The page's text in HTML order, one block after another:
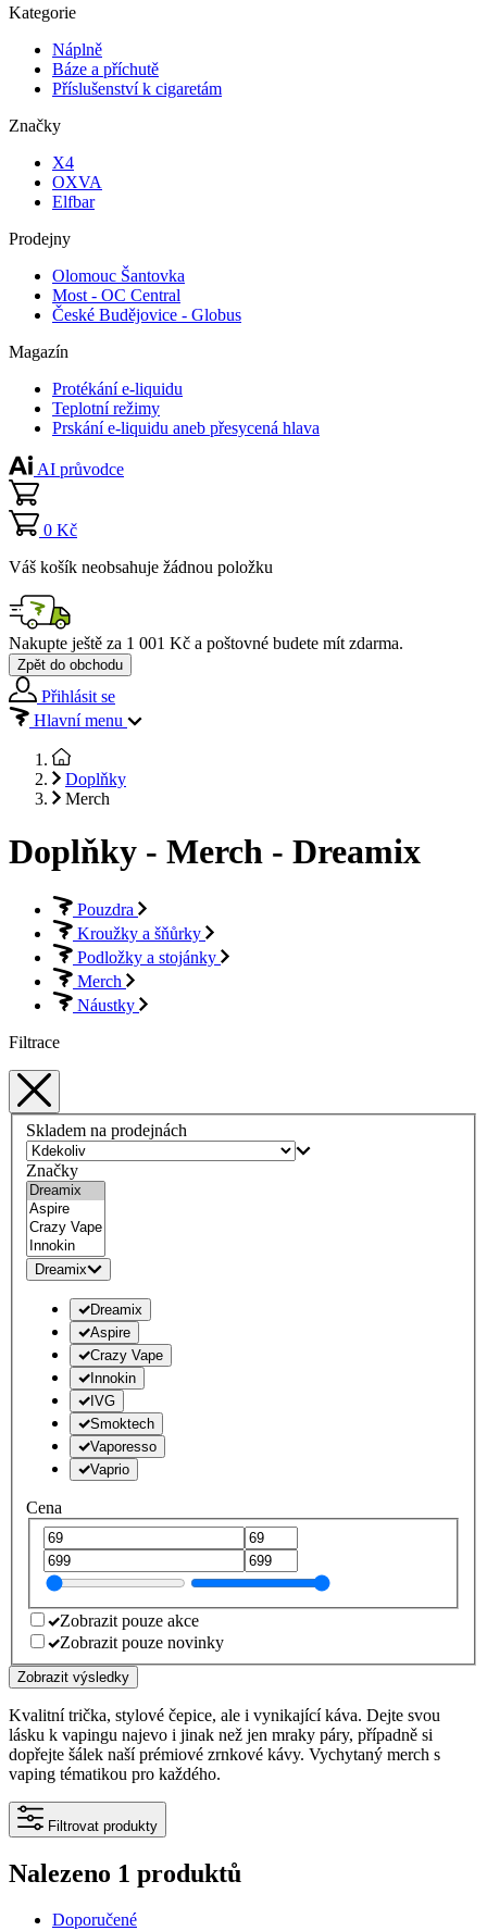
Kategorie
Náplně
Báze a příchutě
Příslušenství k cigaretám
Značky
X4
OXVA
Elfbar
Prodejny
Olomouc Šantovka
Most - OC Central
České Budějovice - Globus
Magazín
Protékání e-liquidu
Teplotní režimy
Prskání e-liquidu aneb přesycená hlava
AI průvodce
0 Kč
Váš košík neobsahuje žádnou položku
Nakupte ještě za 1 001 Kč a poštovné budete mít zdarma.
Zpět do obchodu
Přihlásit se
Hlavní menu
Doplňky
Merch
Doplňky - Merch - Dreamix
Pouzdra
Kroužky a šňůrky
Podložky a stojánky
Merch
Náustky
Filtrace
Skladem na prodejnách
Značky
Dreamix
Dreamix
Aspire
Crazy Vape
Innokin
IVG
Smoktech
Vaporesso
Vaprio
Cena
Zobrazit pouze akce
Zobrazit pouze novinky
Zobrazit výsledky
Kvalitní trička, stylové čepice, ale i vynikající káva. Dejte svou
lásku k vapingu najevo i jinak než jen mraky páry, případně si
dopřejte šálek naší prémiové zrnkové kávy. Vychytaný merch s
vaping tématikou pro každého.
Filtrovat produkty
Nalezeno 1 produktů
Doporučené